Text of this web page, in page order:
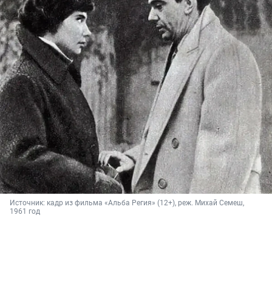
Источник: кадр из фильма «Альба Регия» (12+), реж. Михай Семеш,
1961 год